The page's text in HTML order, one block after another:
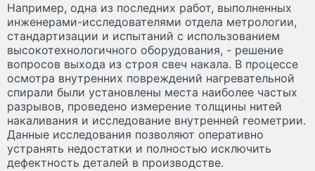
Например, одна из последних работ, выполненных
инженерами-исследователями отдела метрологии,
стандартизации и испытаний с использованием
высокотехнологичного оборудования, - решение
вопросов выхода из строя свеч накала. В процессе
осмотра внутренних повреждений нагревательной
спирали были установлены места наиболее частых
разрывов, проведено измерение толщины нитей
накаливания и исследование внутренней геометрии.
Данные исследования позволяют оперативно
устранять недостатки и полностью исключить
дефектность деталей в производстве.